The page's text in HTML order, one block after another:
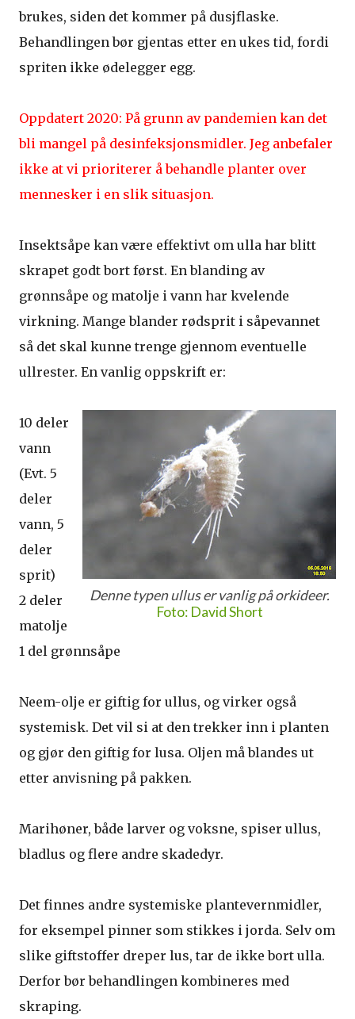
brukes, siden det kommer på dusjflaske.
Behandlingen bør gjentas etter en ukes tid, fordi
spriten ikke ødelegger egg.
Oppdatert 2020: På grunn av pandemien kan det
bli mangel på desinfeksjonsmidler. Jeg anbefaler
ikke at vi prioriterer å behandle planter over
mennesker i en slik situasjon.
Insektsåpe kan være effektivt om ulla har blitt
skrapet godt bort først. En blanding av
grønnsåpe og matolje i vann har kvelende
virkning. Mange blander rødsprit i såpevannet
så det skal kunne trenge gjennom eventuelle
ullrester. En vanlig oppskrift er:
Denne typen ullus er vanlig på orkideer.
Foto: David Short
10 deler
vann
(Evt. 5
deler
vann, 5
deler
sprit)
2 deler
matolje
1 del grønnsåpe
Neem-olje er giftig for ullus, og virker også
systemisk. Det vil si at den trekker inn i planten
og gjør den giftig for lusa. Oljen må blandes ut
etter anvisning på pakken.
Marihøner, både larver og voksne, spiser ullus,
bladlus og flere andre skadedyr.
Det finnes andre systemiske plantevernmidler,
for eksempel pinner som stikkes i jorda. Selv om
slike giftstoffer dreper lus, tar de ikke bort ulla.
Derfor bør behandlingen kombineres med
skraping.